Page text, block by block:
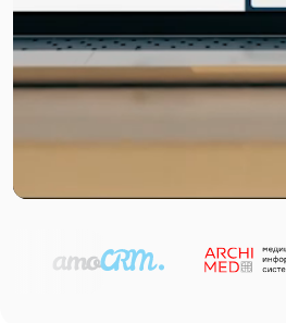
Запускайте чат-
Подробнее